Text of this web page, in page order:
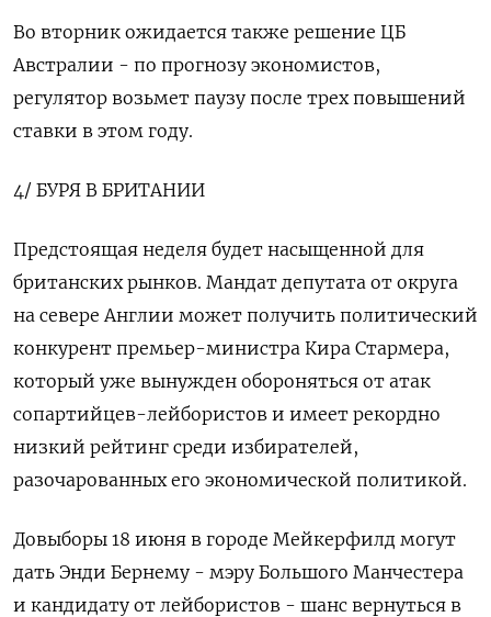
Во вторник ожидается также решение ЦБ
Австралии - по прогнозу экономистов,
регулятор возьмет паузу после трех повышений
ставки в этом году.
4/ БУРЯ В БРИТАНИИ
Предстоящая неделя будет насыщенной для
британских рынков. Мандат депутата от округа
на севере Англии может получить политический
конкурент премьер-министра Кира Стармера,
который уже вынужден обороняться от атак
сопартийцев-лейбористов и имеет рекордно
низкий рейтинг среди избирателей,
разочарованных его экономической политикой.
Довыборы 18 июня в городе Мейкерфилд могут
дать Энди Бернему - мэру Большого Манчестера
и кандидату от лейбористов - шанс вернуться в